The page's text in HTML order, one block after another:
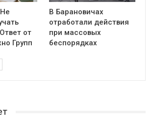
от
Групп
В Барановичах
отработали действия
при массовых
беспорядках